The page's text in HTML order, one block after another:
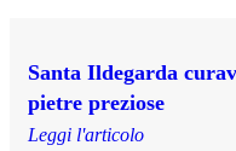
Santa Ildegarda
pietre preziose
Leggi l'articolo